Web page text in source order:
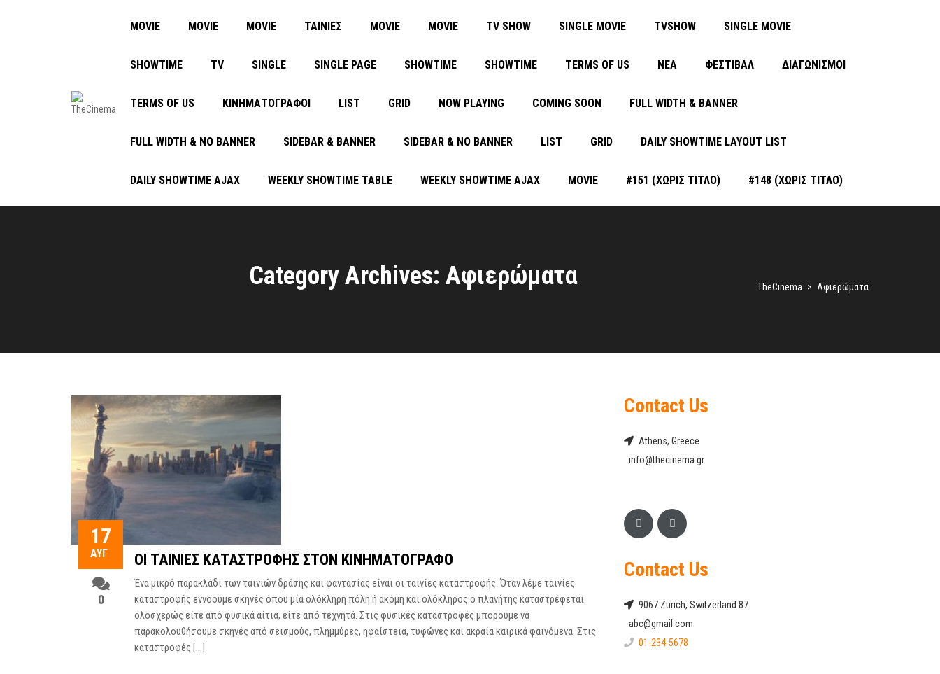
MOVIE MOVIE MOVIE ΤΑΙΝΙΕΣ MOVIE MOVIE TV SHOW SINGLE MOVIE TVSHOW SINGLE MOVIE
SHOWTIME TV SINGLE SINGLE PAGE SHOWTIME SHOWTIME TERMS OF US ΝΈΑ ΦΕΣΤΙΒΑΛ ΔΙΑΓΩΝΙΣΜΟΙ
TERMS OF US ΚΙΝΗΜΑΤΟΓΡΑΦΟΙ LIST GRID NOW PLAYING COMING SOON FULL WIDTH & BANNER
FULL WIDTH & NO BANNER SIDEBAR & BANNER SIDEBAR & NO BANNER LIST GRID DAILY SHOWTIME LAYOUT LIST
DAILY SHOWTIME AJAX WEEKLY SHOWTIME TABLE WEEKLY SHOWTIME AJAX MOVIE #151 (ΧΩΡΊΣ ΤΊΤΛΟ) #148 (ΧΩΡΊΣ ΤΊΤΛΟ)
Category Archives: Αφιερώματα TheCinema > Αφιερώματα
17
ΑΥΓ
0
ΟΙ ΤΑΙΝΊΕΣ ΚΑΤΑΣΤΡΟΦΉΣ ΣΤΟΝ ΚΙΝΗΜΑΤΟΓΡΆΦΟ
Ένα μικρό παρακλάδι των ταινιών δράσης και φαντασίας είναι οι ταινίες καταστροφής. Όταν λέμε ταινίες
καταστροφής εννοούμε σκηνές όπου μία ολόκληρη πόλη ή ακόμη και ολόκληρος ο πλανήτης καταστρέφεται
ολοσχερώς είτε από φυσικά αίτια, είτε από τεχνητά. Στις φυσικές καταστροφές μπορούμε να
παρακολουθήσουμε σκηνές από σεισμούς, πλημμύρες, ηφαίστεια, τυφώνες και ακραία καιρικά φαινόμενα. Στις
καταστροφές […]
Contact Us
Athens, Greece
info@thecinema.gr
Contact Us
9067 Zurich, Switzerland 87
abc@gmail.com
01-234-5678